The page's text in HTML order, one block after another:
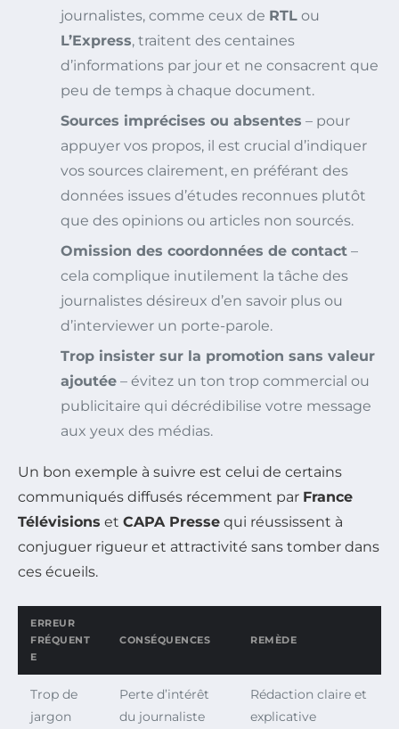
journalistes, comme ceux de RTL ou
L’Express, traitent des centaines
d’informations par jour et ne consacrent que
peu de temps à chaque document.
Sources imprécises ou absentes – pour
appuyer vos propos, il est crucial d’indiquer
vos sources clairement, en préférant des
données issues d’études reconnues plutôt
que des opinions ou articles non sourcés.
Omission des coordonnées de contact –
cela complique inutilement la tâche des
journalistes désireux d’en savoir plus ou
d’interviewer un porte-parole.
Trop insister sur la promotion sans valeur
ajoutée – évitez un ton trop commercial ou
publicitaire qui décrédibilise votre message
aux yeux des médias.
Un bon exemple à suivre est celui de certains
communiqués diffusés récemment par France
Télévisions et CAPA Presse qui réussissent à
conjuguer rigueur et attractivité sans tomber dans
ces écueils.
ERREUR
FRÉQUENT
E
CONSÉQUENCES REMÈDE
Trop de
jargon
Perte d’intérêt
du journaliste
Rédaction claire et
explicative